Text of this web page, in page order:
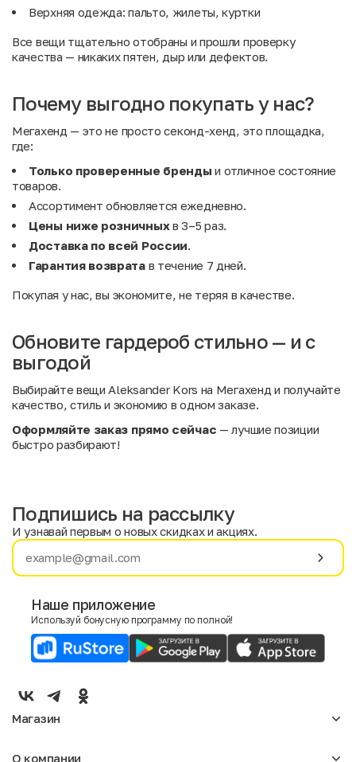
Верхняя одежда: пальто, жилеты, куртки
Все вещи тщательно отобраны и прошли проверку
качества — никаких пятен, дыр или дефектов.
Почему выгодно покупать у нас?
Мегахенд — это не просто секонд-хенд, это площадка,
где:
Только проверенные бренды и отличное состояние
товаров.
Ассортимент обновляется ежедневно.
Цены ниже розничныхв 3–5 раз.
Доставка по всей России.
Гарантия возвратав течение 7 дней.
Покупая у нас, вы экономите, не теряя в качестве.
Обновите гардероб стильно — и с
выгодой
Выбирайте вещи Aleksander Kors на Мегахенд и получайте
качество, стиль и экономию в одном заказе.
Оформляйте заказ прямо сейчас — лучшие позиции
быстро разбирают!
Имя
E-mail
Мужской
Подпишись на рассылку
И узнавай первым о новых скидках и акциях.
Наше приложение
Используй бонусную программу по полной!
Магазин
О компании